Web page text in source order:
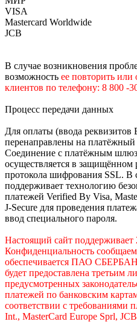
VISA
Mastercard Worldwide
JCB
В случае возникновения
возможность ее повторить или
клиентов по телефону: 8 800 -
Процесс передачи данных
Для оплаты (ввода
перенаправлены на
Соединение с платёжным
осуществляется в защищённом
протокола шифрования SSL. В
поддерживает технологию
платежей Verified By Visa,
J-Secure для проведения
ввод специального пароля.
Настоящий сайт
Конфиденциальность
обеспечивается ПАО
будет предоставлена третьим
предусмотренных
платежей по банковским
соответствии с
Int., MasterCard Europe Sprl,